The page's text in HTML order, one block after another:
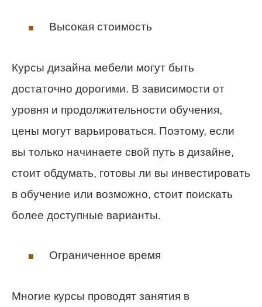
Высокая стоимость
Курсы дизайна мебели могут быть
достаточно дорогими. В зависимости от
уровня и продолжительности обучения,
цены могут варьироваться. Поэтому, если
вы только начинаете свой путь в дизайне,
стоит обдумать, готовы ли вы инвестировать
в обучение или возможно, стоит поискать
более доступные варианты.
Ограниченное время
Многие курсы проводят занятия в